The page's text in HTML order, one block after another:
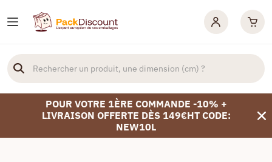
POUR VOTRE 1ÈRE COMMANDE -10% +
LIVRAISON OFFERTE DÈS 149€HT CODE:
NEW10L